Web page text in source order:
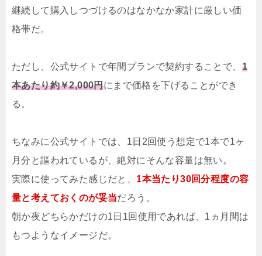
継続して購入しつづけるのはなかなか家計に厳しい価
格帯だ。
ただし、公式サイトで年間プランで契約することで、 1
本あたり約￥2,000円にまで価格を下げることができ
る。
ちなみに公式サイトでは、1日2回使う想定で1本で1ヶ
月分と謳われているが、絶対にそんな容量は無い。
実際に使ってみた感じだと、 1本当たり30回分程度の容
量と考えておくのが妥当だろう。
朝か夜どちらかだけの1日1回使用であれば、1ヵ月間は
もつようなイメージだ。